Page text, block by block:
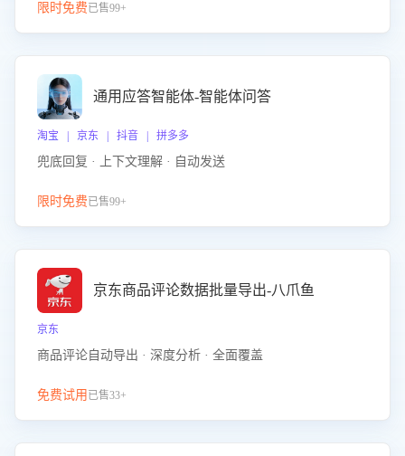
限时免费已售99+
通用应答智能体-智能体问答
淘宝 | 京东 | 抖音 | 拼多多
兜底回复 · 上下文理解 · 自动发送
限时免费已售99+
京东商品评论数据批量导出-八爪鱼
京东
商品评论自动导出 · 深度分析 · 全面覆盖
免费试用 已售33+